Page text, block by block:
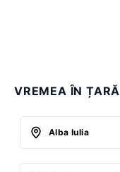
VREMEA ÎN ȚARĂ
Alba Iulia